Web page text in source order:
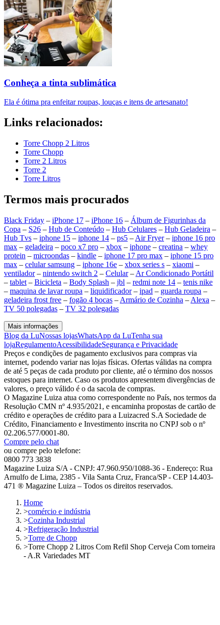
Conheça a tinta sublimática
Ela é ótima pra enfeitar roupas, louças e itens de artesanato!
Links relacionados:
Torre Chopp 2 Litros
Torre Chopp
Torre 2 Litros
Torre 2
Torre Litros
Termos mais procurados
Black Friday – iPhone 17 – iPhone 16 – Álbum de Figurinhas da
Copa – S26 – Hub de Conteúdo – Hub Celulares – Hub Geladeira –
Hub Tvs – iphone 15 – iphone 14 – ps5 – Air Fryer– iphone 16 pro
max – geladeira – poco x7 pro – xbox – iphone – creatina – whey
protein – microondas – kindle – iphone 17 pro max – iphone 15 pro
max – celular samsung – iphone 16e – xbox series s – xiaomi –
ventilador– nintendo switch 2 – Celular– Ar Condicionado Portátil
– tablet – Bicicleta – Body Splash – jbl – redmi note 14 – tenis nike
– maquina de lavar roupa – liquidificador– ipad – guarda roupa –
geladeira frost free – fogão 4 bocas – Armário de Cozinha – Alexa –
TV 50 polegadas – TV 32 polegadas
Mais informações
Blog da LuNossas lojasWhatsApp da LuTenha sua
lojaRegulamentoAcessibilidadeSegurança e Privacidade
Preços e condições de pagamento exclusivos para compras via
internet, podendo variar nas lojas físicas. Ofertas válidas na compra
de até 5 peças de cada produto por cliente, até o término dos nossos
estoques para internet. Caso os produtos apresentem divergências de
valores, o preço válido é o da sacola de compras.
O Magazine Luiza atua como correspondente no País, nos termos da
Resolução CMN nº 4.935/2021, e encaminha propostas de cartão de
crédito e operações de crédito para a Luizacred S.A Sociedade de
Crédito, Financiamento e Investimento inscrita no CNPJ sob o nº
02.206.577/0001-80.
Compre pelo chat
ou compre pelo telefone:
0800 773 3838
Magazine Luiza S/A - CNPJ: 47.960.950/1088-36 - Endereço: Rua
Arnulfo de Lima, 2385 - Vila Santa Cruz, Franca/SP - CEP 14.403-
471 ® Magazine Luiza – Todos os direitos reservados.
Home
>comércio e indústria
>Cozinha Industrial
>Refrigeração Industrial
>Torre de Chopp
>Torre Chopp 2 Litros Com Refil Shop Cerveja Com torneira
- A.R Variedades MT